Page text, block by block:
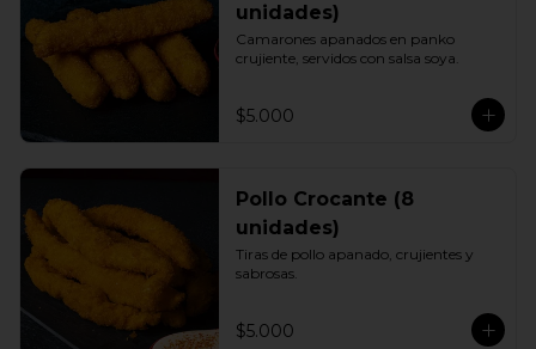
unidades)
Camarones apanados en panko
crujiente, servidos con salsa soya.
$5.000
Pollo Crocante (8
unidades)
Tiras de pollo apanado, crujientes y
sabrosas.
$5.000